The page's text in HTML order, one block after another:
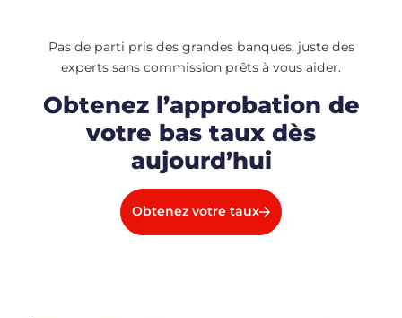
Pas de parti pris des grandes banques, juste des
experts sans commission prêts à vous aider.
Obtenez l’approbation de
votre bas taux dès
aujourd’hui
Obtenez votre taux